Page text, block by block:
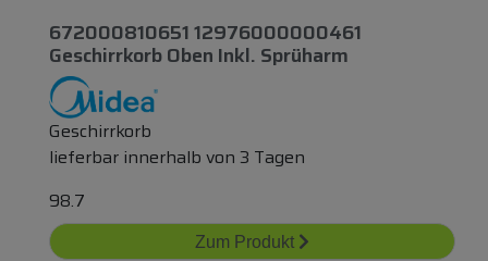
672000810651 12976000000461
Geschirrkorb Oben Inkl. Sprüharm
Geschirrkorb
lieferbar innerhalb von 3 Tagen
98.7
Zum Produkt